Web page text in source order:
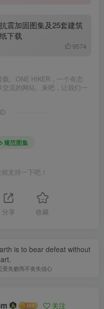
震加固图集及25套建筑
下载
9574
。ONE HIKER，一个有态
流的网站。来吧，让我们一
规范图集
支持一下吧！
分享 收藏
is to bear defeat without
受失败而不丧失信心
关注